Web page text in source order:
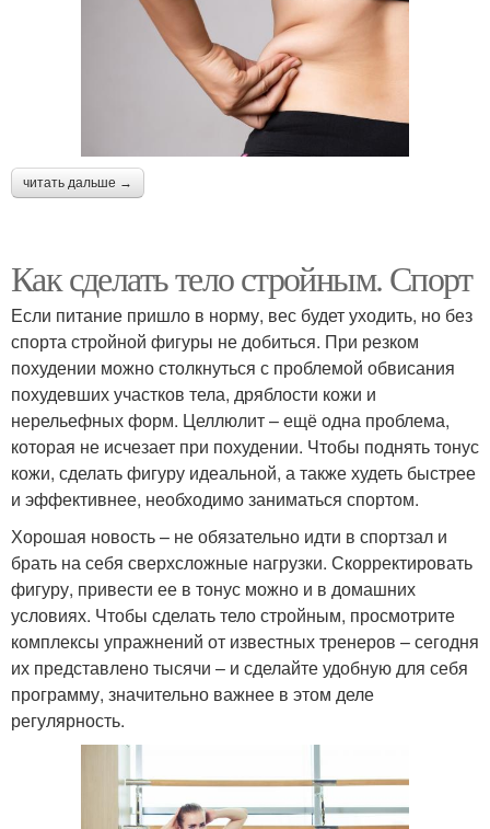
читать дальше →
Как сделать тело стройным. Спорт
Если питание пришло в норму, вес будет уходить, но без
спорта стройной фигуры не добиться. При резком
похудении можно столкнуться с проблемой обвисания
похудевших участков тела, дряблости кожи и
нерельефных форм. Целлюлит – ещё одна проблема,
которая не исчезает при похудении. Чтобы поднять тонус
кожи, сделать фигуру идеальной, а также худеть быстрее
и эффективнее, необходимо заниматься спортом.
Хорошая новость – не обязательно идти в спортзал и
брать на себя сверхсложные нагрузки. Скорректировать
фигуру, привести ее в тонус можно и в домашних
условиях. Чтобы сделать тело стройным, просмотрите
комплексы упражнений от известных тренеров – сегодня
их представлено тысячи – и сделайте удобную для себя
программу, значительно важнее в этом деле
регулярность.